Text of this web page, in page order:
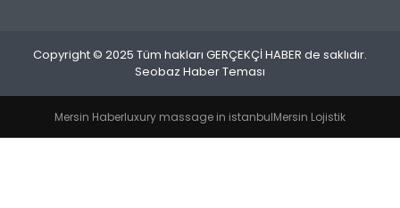
Copyright © 2025 Tüm hakları GERÇEKÇİ HABER de saklıdır.
Seobaz Haber Teması
Mersin Haberluxury massage in istanbulMersin Lojistik